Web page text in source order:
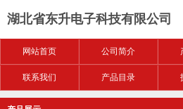
湖北省东升电子科技有限公司
网站首页 公司简介
联系我们 产品目录